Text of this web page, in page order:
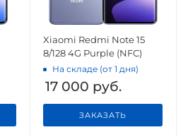
Xiaomi Redmi Note 15
8/128 4G Purple (NFC)
На складе (от 1 дня)
17 000 руб.
ЗАКАЗАТЬ